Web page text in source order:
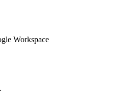
Workspace